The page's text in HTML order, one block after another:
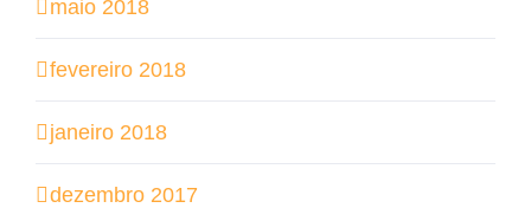
maio 2018
fevereiro 2018
janeiro 2018
dezembro 2017